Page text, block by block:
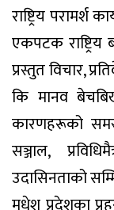
राष्ट्रिय
एकपटक राष्ट्रिय
प्रस्तुत विचार,
कि मानव
कारणहरूको
सञ्जाल,
उदासिनताको